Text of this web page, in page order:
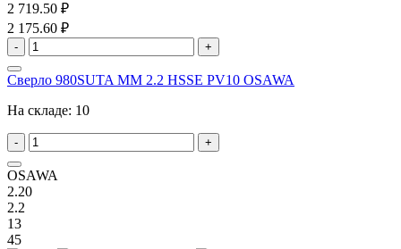
2 719.50 ₽
2 175.60 ₽
- +
Сверло 980SUTA MM 2.2 HSSE PV10 OSAWA
На складе: 10
- +
OSAWA
2.20
2.2
13
45